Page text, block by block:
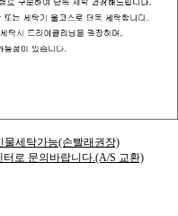
물세탁가능(손빨래권장)
로 문의바랍니다.(A/S 교환)